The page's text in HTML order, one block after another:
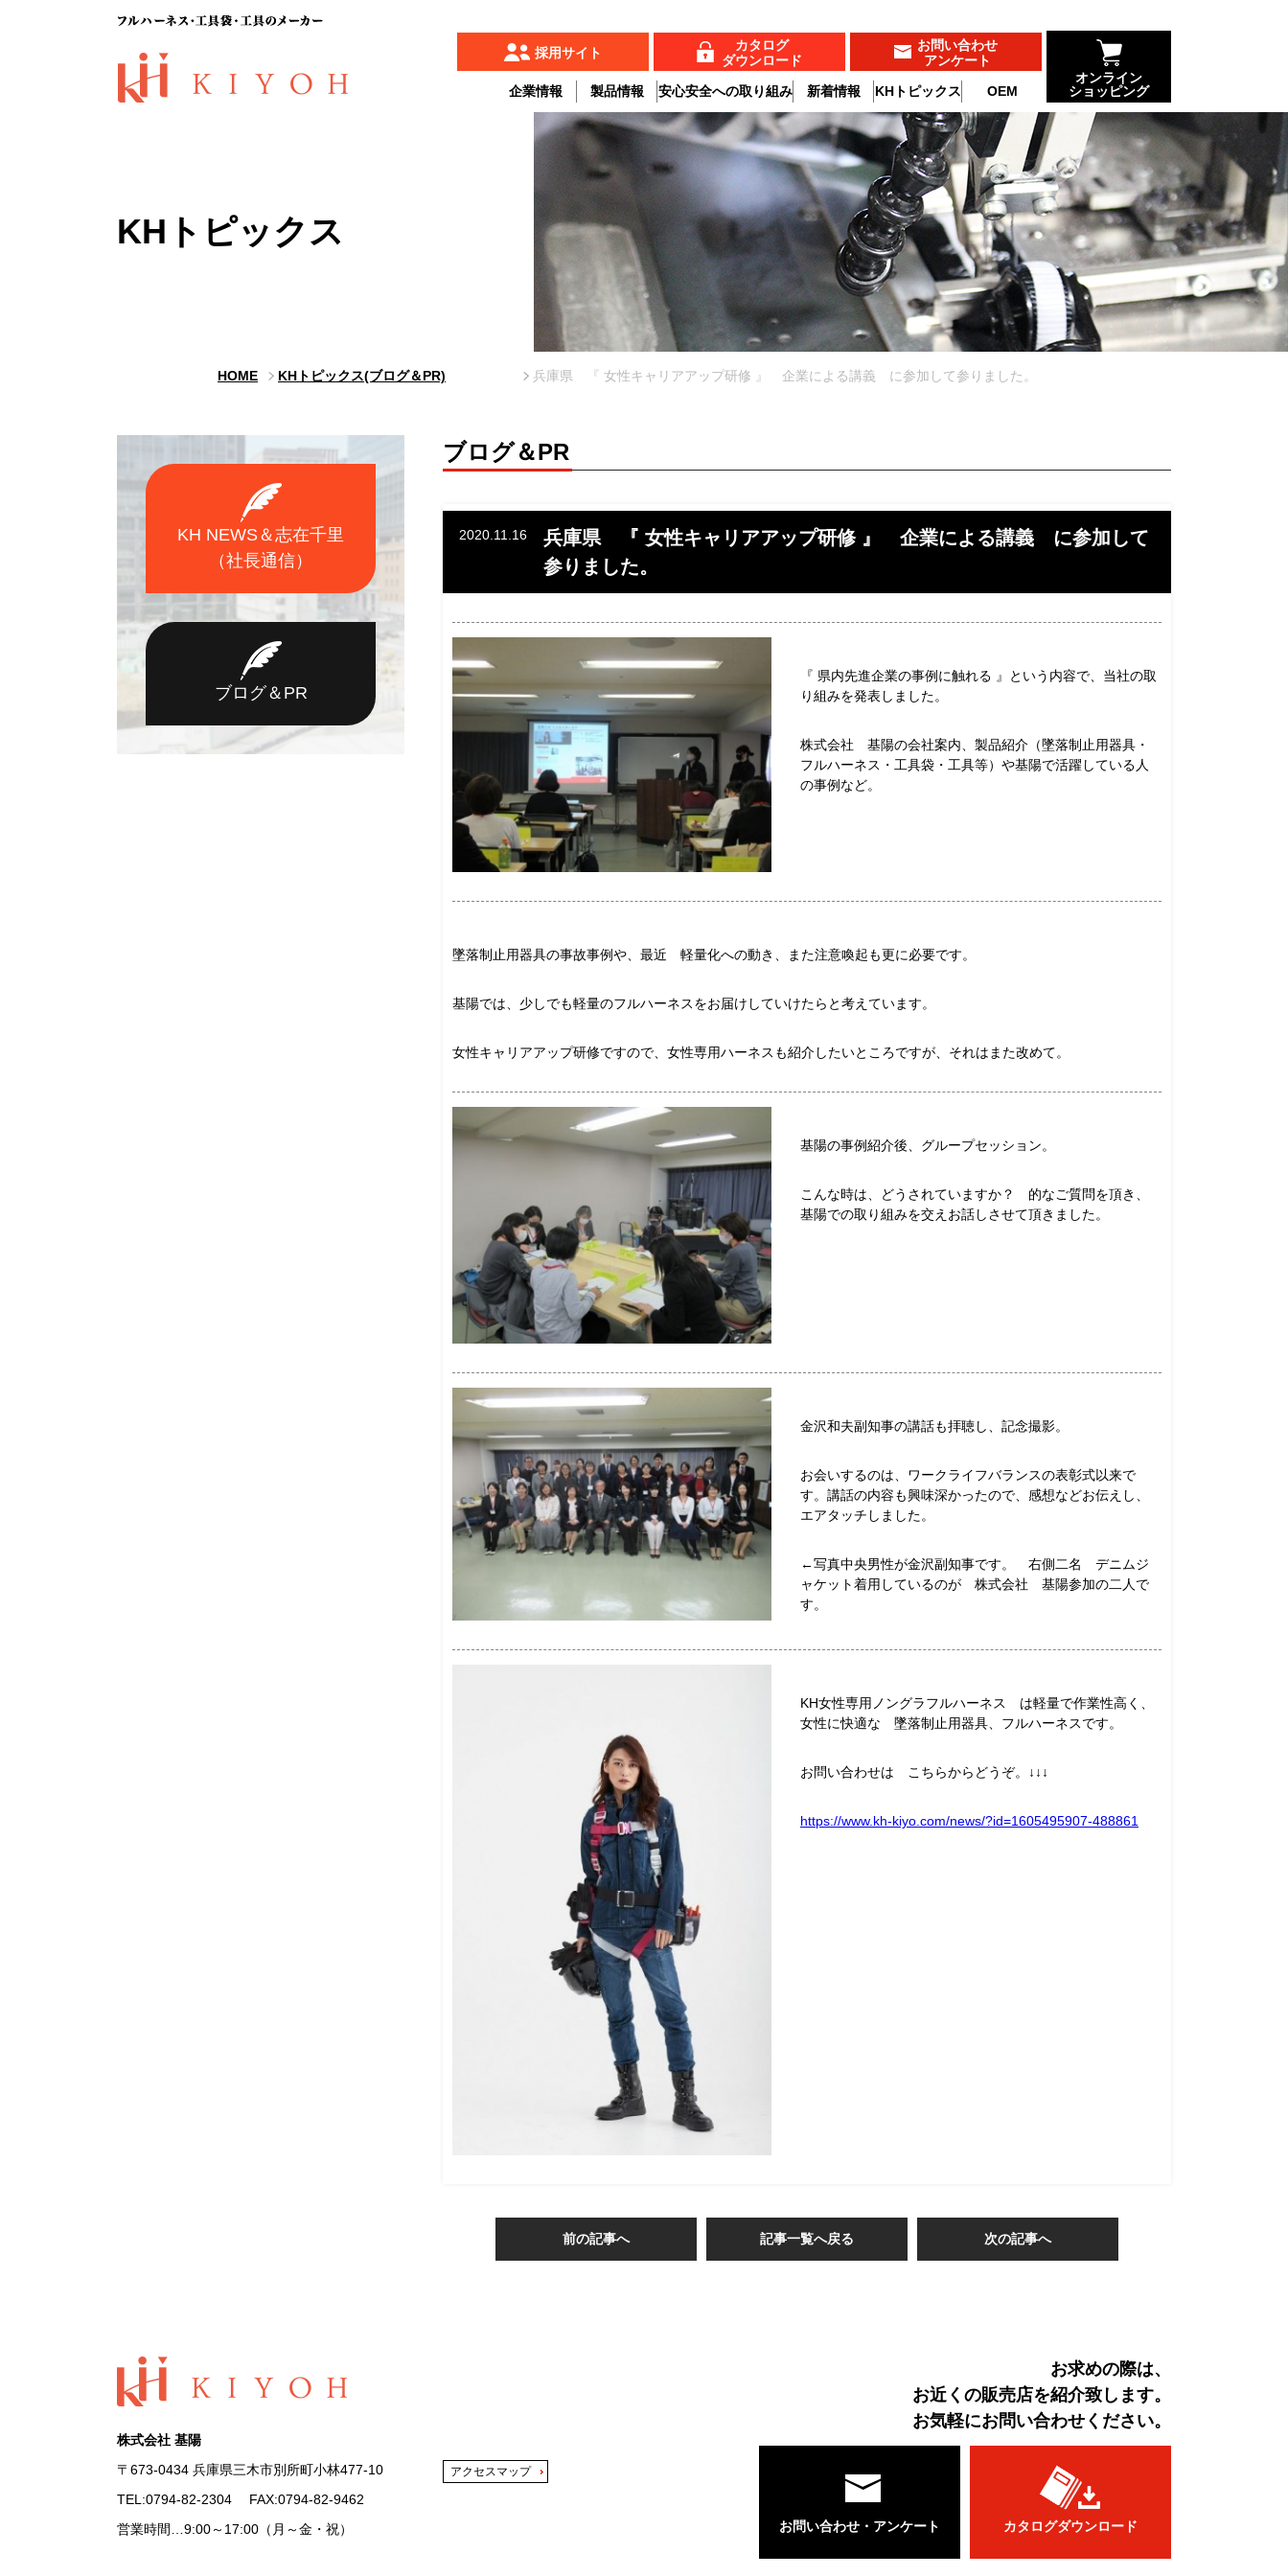
採用サイト
カタログ
ダウンロード
お問い合わせ
アンケート
企業情報 製品情報 安心安全への取り組み 新着情報 KHトピックス OEM
オンライン
ショッピング
KHトピックス
HOME KHトピックス(ブログ＆PR) 兵庫県 『 女性キャリアアップ研修 』 企業による講義 に参加して参りました。
KH NEWS＆志在千里
（社長通信）
ブログ＆PR
ブログ＆PR
2020.11.16
兵庫県 『 女性キャリアアップ研修 』 企業による講義 に参加して
参りました。
『 県内先進企業の事例に触れる 』という内容で、当社の取
り組みを発表しました。
株式会社 基陽の会社案内、製品紹介（墜落制止用器具・
フルハーネス・工具袋・工具等）や基陽で活躍している人
の事例など。
墜落制止用器具の事故事例や、最近 軽量化への動き、また注意喚起も更に必要です。
基陽では、少しでも軽量のフルハーネスをお届けしていけたらと考えています。
女性キャリアアップ研修ですので、女性専用ハーネスも紹介したいところですが、それはまた改めて。
基陽の事例紹介後、グループセッション。
こんな時は、どうされていますか？ 的なご質問を頂き、
基陽での取り組みを交えお話しさせて頂きました。
金沢和夫副知事の講話も拝聴し、記念撮影。
お会いするのは、ワークライフバランスの表彰式以来で
す。講話の内容も興味深かったので、感想などお伝えし、
エアタッチしました。
←写真中央男性が金沢副知事です。 右側二名 デニムジ
ャケット着用しているのが 株式会社 基陽参加の二人で
す。
KH女性専用ノングラフルハーネス は軽量で作業性高く、
女性に快適な 墜落制止用器具、フルハーネスです。
お問い合わせは こちらからどうぞ。↓↓↓
https://www.kh-kiyo.com/news/?id=1605495907-488861
前の記事へ 記事一覧へ戻る 次の記事へ
株式会社 基陽
〒673-0434 兵庫県三木市別所町小林477-10
TEL:0794-82-2304 FAX:0794-82-9462
営業時間…9:00～17:00（月～金・祝）
アクセスマップ
お求めの際は、
お近くの販売店を紹介致します。
お気軽にお問い合わせください。
お問い合わせ・アンケート カタログダウンロード